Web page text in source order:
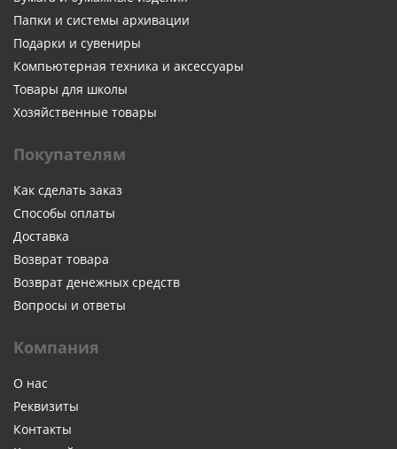
Папки и системы архивации
Подарки и сувениры
Компьютерная техника и аксессуары
Товары для школы
Хозяйственные товары
Покупателям
Как сделать заказ
Способы оплаты
Доставка
Возврат товара
Возврат денежных средств
Вопросы и ответы
Компания
О нас
Реквизиты
Контакты